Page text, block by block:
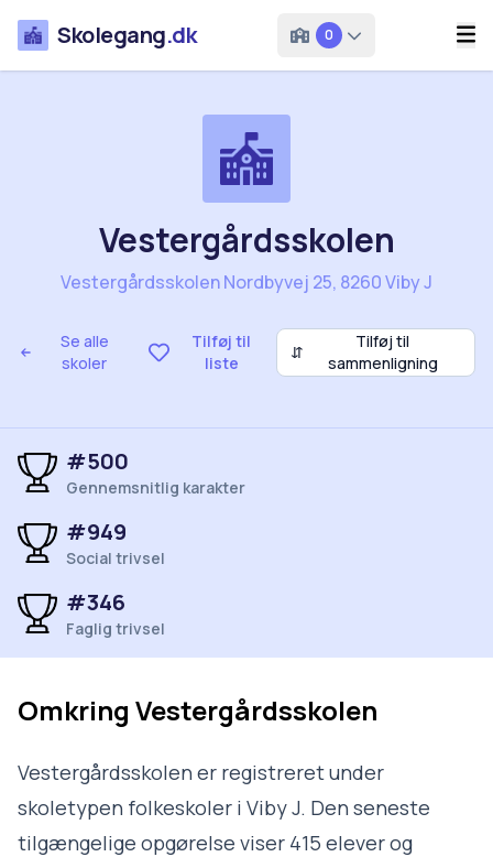
Skolegang.dk 0
Se alle
skoler
Tilføj til
liste
⇵
Tilføj til
sammenligning
Vestergårdsskolen
Vestergårdsskolen Nordbyvej 25, 8260 Viby J
#500
Gennemsnitlig karakter
#949
Social trivsel
#346
Faglig trivsel
Omkring Vestergårdsskolen
Vestergårdsskolen er registreret under
skoletypen folkeskoler i Viby J. Den seneste
tilgængelige opgørelse viser 415 elever og